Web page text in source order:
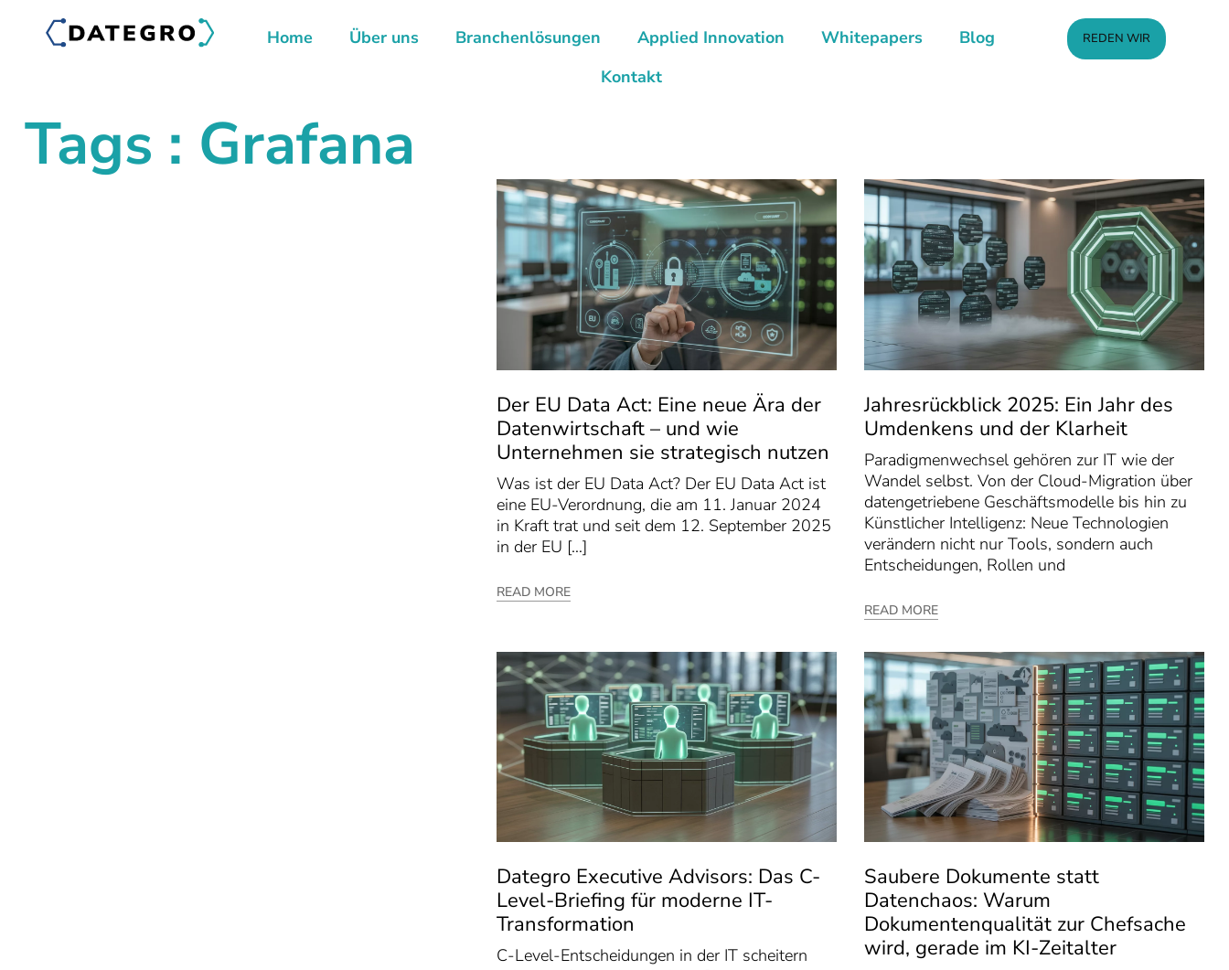
Home Über uns Branchenlösungen Applied Innovation Whitepapers
Blog
Kontakt
REDEN WIR
Tags : Grafana
Der EU Data Act: Eine neue Ära der
Datenwirtschaft – und wie
Unternehmen sie strategisch nutzen
Was ist der EU Data Act? Der EU Data Act ist
eine EU-Verordnung, die am 11. Januar 2024
in Kraft trat und seit dem 12. September 2025
in der EU […]
READ MORE
Jahresrückblick 2025: Ein Jahr des
Umdenkens und der Klarheit
Paradigmenwechsel gehören zur IT wie der
Wandel selbst. Von der Cloud-Migration über
datengetriebene Geschäftsmodelle bis hin zu
Künstlicher Intelligenz: Neue Technologien
verändern nicht nur Tools, sondern auch
Entscheidungen, Rollen und
READ MORE
Dategro Executive Advisors: Das C-
Level-Briefing für moderne IT-
Transformation
C-Level-Entscheidungen in der IT scheitern
Saubere Dokumente statt
Datenchaos: Warum
Dokumentenqualität zur Chefsache
wird, gerade im KI-Zeitalter